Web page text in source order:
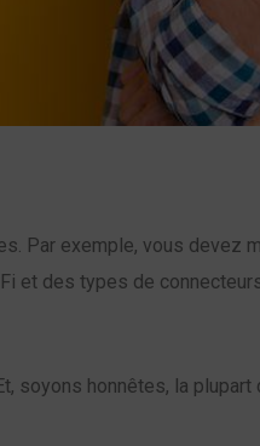
Par exemple, vous devez
et des types de
soyons honnêtes, la